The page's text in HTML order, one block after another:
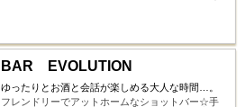
BAR EVOLUTION
ゆったりとお酒と会話が楽しめる大人な時間…。
フレンドリーでアットホームなショットバー☆手